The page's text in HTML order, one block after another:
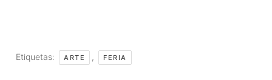
Etiquetas: ARTE , FERIA